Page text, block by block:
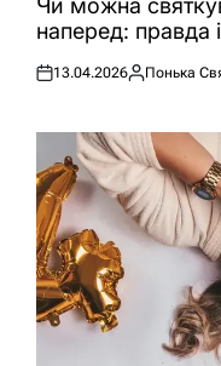
наперед: правда
Оприлюднено
13.04.2026 Понька